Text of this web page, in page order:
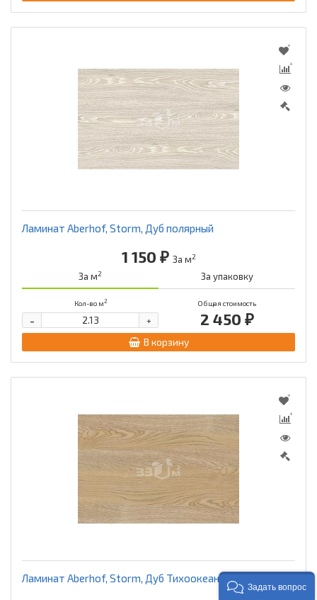
Ламинат Aberhof, Storm, Дуб полярный
1 150 ₽ За м2
За м2 За упаковку
Кол-во м2 Общая стоимость
2 450 ₽
+
-
В корзину
Ламинат Aberhof, Storm, Дуб Тихоокеанский
Задать вопрос